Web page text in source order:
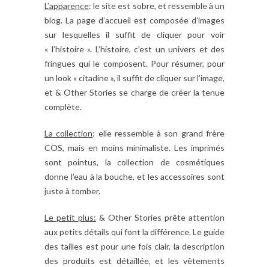
L’apparence: le site est sobre, et ressemble à un
blog. La page d’accueil est composée d’images
sur lesquelles il suffit de cliquer pour voir
« l’histoire ». L’histoire, c’est un univers et des
fringues qui le composent. Pour résumer, pour
un look « citadine », il suffit de cliquer sur l’image,
et & Other Stories se charge de créer la tenue
complète.
La collection: elle ressemble à son grand frère
COS, mais en moins minimaliste. Les imprimés
sont pointus, la collection de cosmétiques
donne l’eau à la bouche, et les accessoires sont
juste à tomber.
Le petit plus: & Other Stories prête attention
aux petits détails qui font la différence. Le guide
des tailles est pour une fois clair, la description
des produits est détaillée, et les vêtements